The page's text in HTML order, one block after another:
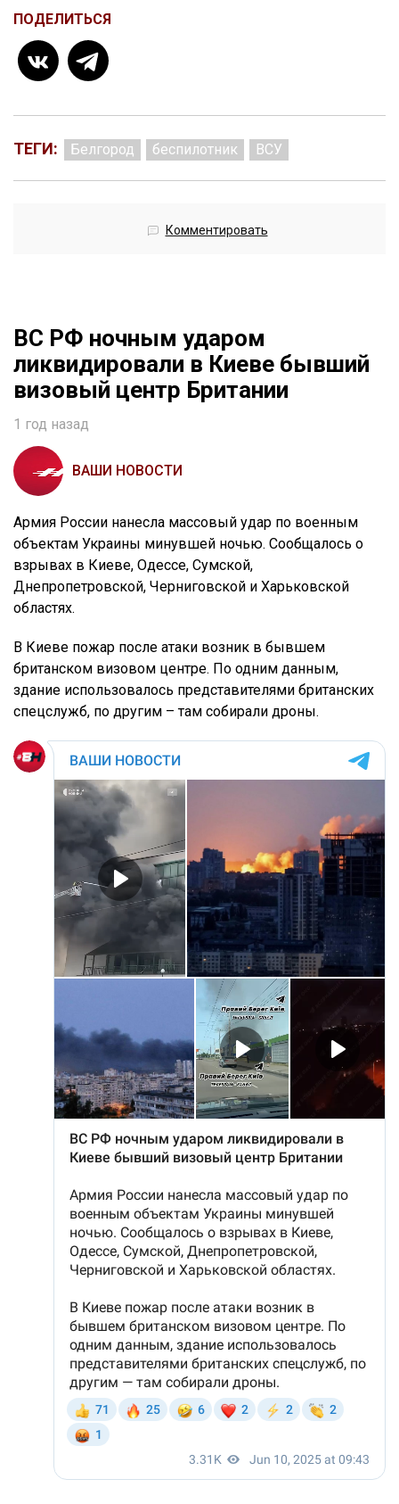
ПОДЕЛИТЬСЯ
ТЕГИ: Белгород беспилотник ВСУ
Комментировать
ВС РФ ночным ударом
ликвидировали в Киеве бывший
визовый центр Британии
1 год назад
ВАШИ НОВОСТИ
Армия России нанесла массовый удар по военным
объектам Украины минувшей ночью. Сообщалось о
взрывах в Киеве, Одессе, Сумской,
Днепропетровской, Черниговской и Харьковской
областях.
В Киеве пожар после атаки возник в бывшем
британском визовом центре. По одним данным,
здание использовалось представителями британских
спецслужб, по другим – там собирали дроны.